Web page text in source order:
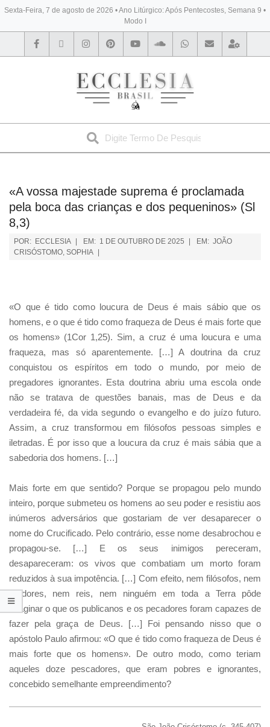
Sexta-Feira, 7 de agosto de 2026 • Ano Litúrgico: Após Pentecostes, Semana 9 •
Modo I
BYBLOS
«A vossa majestade suprema é proclamada
pela boca das crianças e dos pequeninos» (Sl
8,3)
POR: ECCLESIA EM: 1 DE OUTUBRO DE 2025 EM: JOÃO
CRISÓSTOMO, SOPHIA
«O que é tido como loucura de Deus é mais sábio que os
homens, e o que é tido como fraqueza de Deus é mais forte que
os homens» (1Cor 1,25). Sim, a cruz é uma loucura e uma
fraqueza, mas só aparentemente. […] A doutrina da cruz
conquistou os espíritos em todo o mundo, por meio de
pregadores ignorantes. Esta doutrina abriu uma escola onde
não se tratava de questões banais, mas de Deus e da
verdadeira fé, da vida segundo o evangelho e do juízo futuro.
Assim, a cruz transformou em filósofos pessoas simples e
iletradas. É por isso que a loucura da cruz é mais sábia que a
sabedoria dos homens. […]
Mais forte em que sentido? Porque se propagou pelo mundo
inteiro, porque submeteu os homens ao seu poder e resistiu aos
inúmeros adversários que gostariam de ver desaparecer o
nome do Crucificado. Pelo contrário, esse nome desabrochou e
propagou-se. […] E os seus inimigos pereceram,
desapareceram: os vivos que combatiam um morto foram
reduzidos à sua impotência. […] Com efeito, nem filósofos, nem
oradores, nem reis, nem ninguém em toda a Terra pôde
imaginar o que os publicanos e os pecadores foram capazes de
fazer pela graça de Deus. […] Foi pensando nisso que o
apóstolo Paulo afirmou: «O que é tido como fraqueza de Deus é
mais forte que os homens». De outro modo, como teriam
aqueles doze pescadores, que eram pobres e ignorantes,
concebido semelhante empreendimento?